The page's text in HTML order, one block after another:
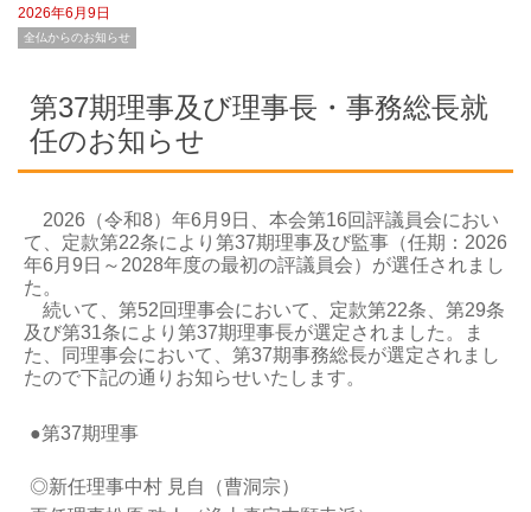
2026年6月9日
全仏からのお知らせ
第37期理事及び理事長・事務総長就
任のお知らせ
2026（令和8）年6月9日、本会第16回評議員会におい
て、定款第22条により第37期理事及び監事（任期：2026
年6月9日～2028年度の最初の評議員会）が選任されまし
た。
続いて、第52回理事会において、定款第22条、第29条
及び第31条により第37期理事長が選定されました。ま
た、同理事会において、第37期事務総長が選定されまし
たので下記の通りお知らせいたします。
●第37期理事
◎新任理事中村 見自（曹洞宗）